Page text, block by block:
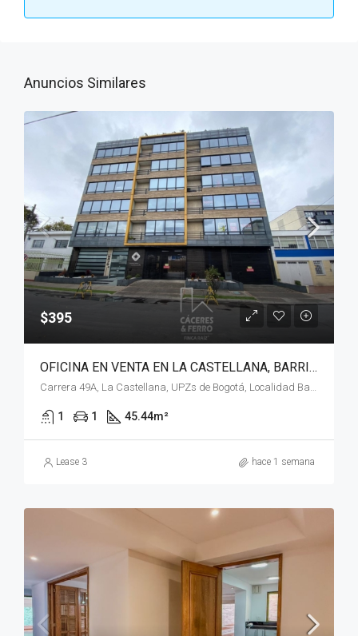
Anuncios Similares
$395
OFICINA EN VENTA EN LA CASTELLANA, BARRIOS UNIDOS, BOGOTÁ, D.C. – (1074)
Carrera 49A, La Castellana, UPZs de Bogotá, Localidad Barrios Unidos, Bogotá, Bogotá, Distrito Capital, RAP (Especial) Central, 111211, Colombia
1 1 45.44m²
Lease 3 hace 1 semana